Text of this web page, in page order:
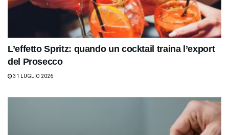
L’effetto Spritz: quando un cocktail traina l’export
del Prosecco
31 LUGLIO 2026